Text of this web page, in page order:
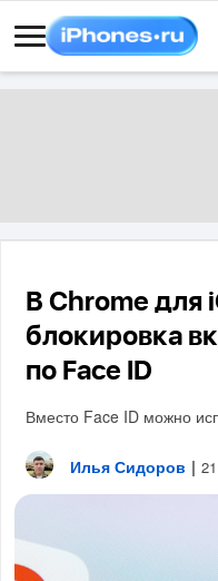
В Chrome для
блокировка
по Face ID
Вместо Face ID можно
Илья Сидоров |